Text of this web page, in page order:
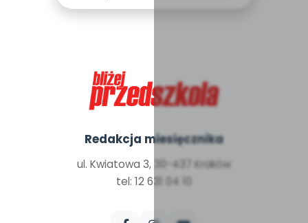
Redakcja miesięcznika
ul. Kwiatowa 3, 30-437 Kraków
tel: 12 631 04 10